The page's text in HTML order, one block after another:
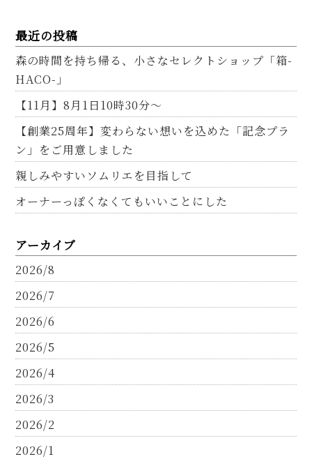
最近の投稿
森の時間を持ち帰る、小さなセレクトショップ「箱-
HACO-」
【11月】8月1日10時30分～
【創業25周年】変わらない想いを込めた「記念プラ
ン」をご用意しました
親しみやすいソムリエを目指して
オーナーっぽくなくてもいいことにした
アーカイブ
2026/8
2026/7
2026/6
2026/5
2026/4
2026/3
2026/2
2026/1